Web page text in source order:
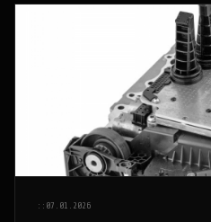
:: 07.01.2026